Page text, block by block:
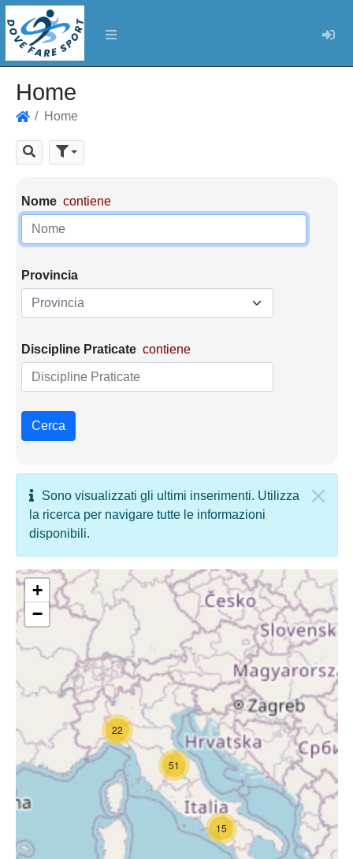
Home
Home
CercaParametri di ricerca
Nome contiene
Provincia
Provincia
Discipline Praticate contiene
Cerca
Sono visualizzati gli ultimi inserimenti. Utilizza
la ricerca per navigare tutte le informazioni
disponibili.
15
22
51
+
−